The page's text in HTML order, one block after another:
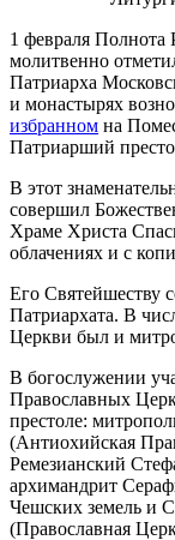
1 февраля Полнота
молитвенно
Патриарха
и монастырях
избранном на
Патриарший
В этот
совершил
Храме Христа
облачениях и с
Его Святейшеству
Патриархата. В
Церкви был и
В богослужении
Православных
престоле:
(Антиохийская
Ремезианский
архимандрит
Чешских земель и
(Православная